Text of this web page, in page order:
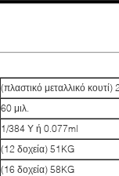
(πλαστικό μεταλλικό κουτί)
60 μιλ.
1/384 Υ ή 0.077ml
(12 δοχεία) 51KG
(16 δοχεία) 58KG